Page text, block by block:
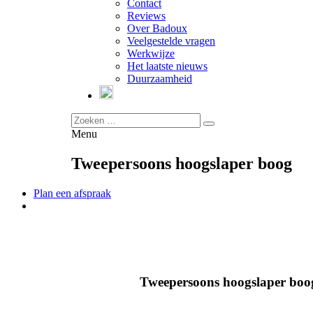
Contact
Reviews
Over Badoux
Veelgestelde vragen
Werkwijze
Het laatste nieuws
Duurzaamheid
Menu
Tweepersoons hoogslaper boog
Plan een afspraak
Tweepersoons hoogslaper